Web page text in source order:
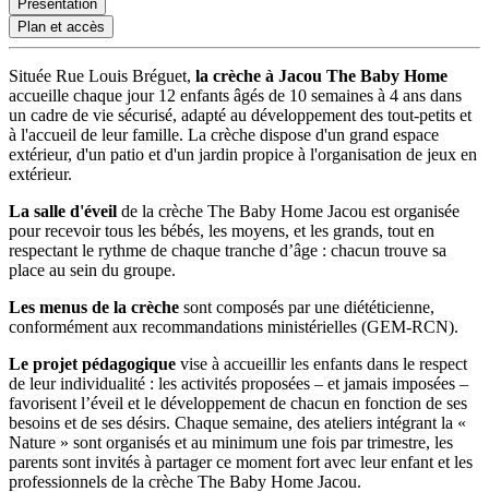
Présentation
Plan et accès
Située Rue Louis Bréguet, la crèche à Jacou The Baby Home
accueille chaque jour 12 enfants âgés de 10 semaines à 4 ans dans
un cadre de vie sécurisé, adapté au développement des tout-petits et
à l'accueil de leur famille. La crèche dispose d'un grand espace
extérieur, d'un patio et d'un jardin propice à l'organisation de jeux en
extérieur.
La salle d'éveil de la crèche The Baby Home Jacou est organisée
pour recevoir tous les bébés, les moyens, et les grands, tout en
respectant le rythme de chaque tranche d’âge : chacun trouve sa
place au sein du groupe.
Les menus de la crèche sont composés par une diététicienne,
conformément aux recommandations ministérielles (GEM-RCN).
Le projet pédagogique vise à accueillir les enfants dans le respect
de leur individualité : les activités proposées – et jamais imposées –
favorisent l’éveil et le développement de chacun en fonction de ses
besoins et de ses désirs. Chaque semaine, des ateliers intégrant la «
Nature » sont organisés et au minimum une fois par trimestre, les
parents sont invités à partager ce moment fort avec leur enfant et les
professionnels de la crèche The Baby Home Jacou.